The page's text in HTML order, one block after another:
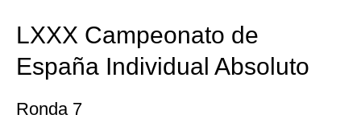
LXXX Campeonato de
España Individual Absoluto
Ronda 7